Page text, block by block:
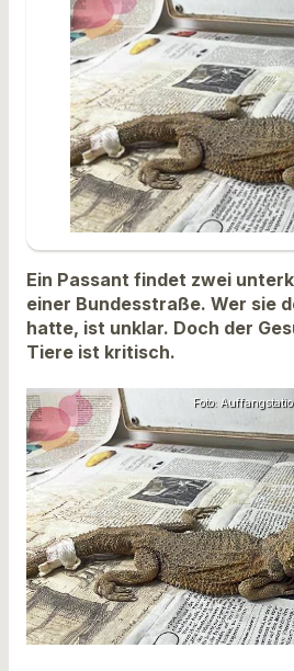
Ein Passant findet zwei
einer Bundesstraße. Wer sie
hatte, ist unklar. Doch der
Tiere ist kritisch.
Foto: